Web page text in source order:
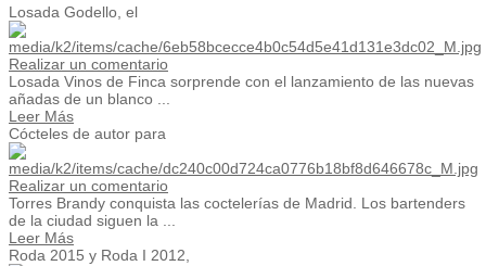
Losada Godello, el
Realizar un comentario
Losada Vinos de Finca sorprende con el lanzamiento de las nuevas
añadas de un blanco ...
Leer Más
Cócteles de autor para
Realizar un comentario
Torres Brandy conquista las coctelerías de Madrid. Los bartenders
de la ciudad siguen la ...
Leer Más
Roda 2015 y Roda I 2012,